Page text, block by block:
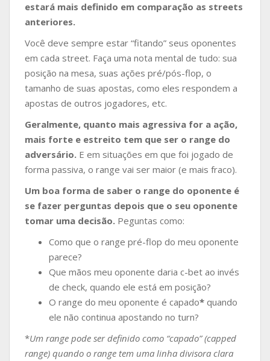
estará mais definido em comparação as streets
anteriores.
Você deve sempre estar “fitando” seus oponentes
em cada street. Faça uma nota mental de tudo: sua
posição na mesa, suas ações pré/pós-flop, o
tamanho de suas apostas, como eles respondem a
apostas de outros jogadores, etc.
Geralmente, quanto mais agressiva for a ação,
mais forte e estreito tem que ser o range do
adversário. E em situações em que foi jogado de
forma passiva, o range vai ser maior (e mais fraco).
Um boa forma de saber o range do oponente é
se fazer perguntas depois que o seu oponente
tomar uma decisão. Peguntas como:
Como que o range pré-flop do meu oponente
parece?
Que mãos meu oponente daria c-bet ao invés
de check, quando ele está em posição?
O range do meu oponente é capado* quando
ele não continua apostando no turn?
*Um range pode ser definido como “capado” (capped
range) quando o range tem uma linha divisora clara